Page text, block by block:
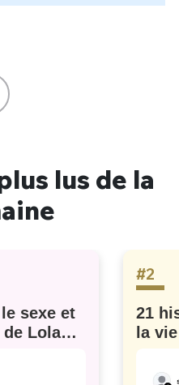
lus de la
sexe et
de Lola
#2
21
la